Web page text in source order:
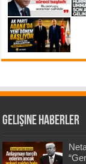
Gelişine Haberler